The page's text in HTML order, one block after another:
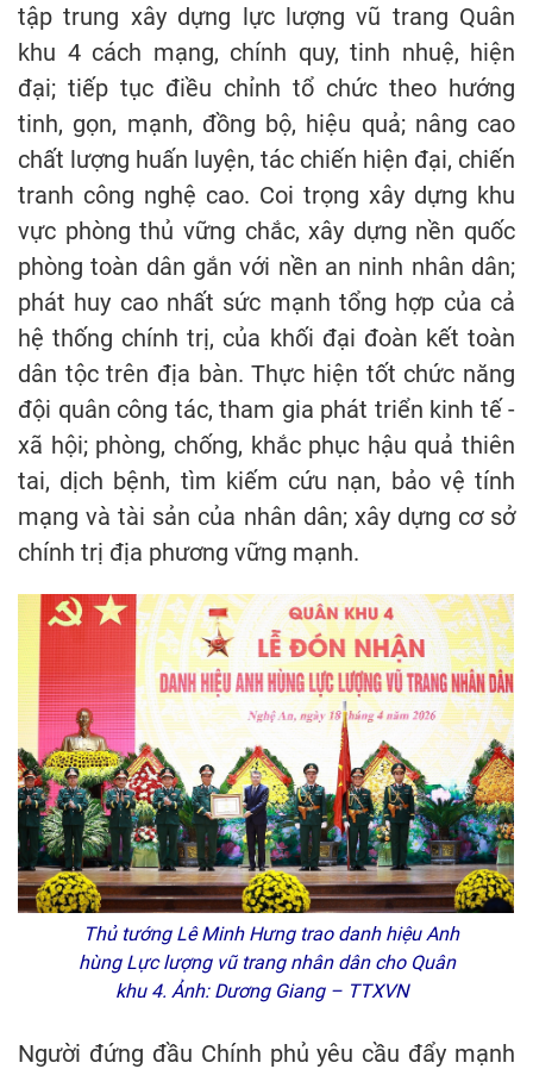
tập trung xây dựng lực lượng vũ trang Quân
khu 4 cách mạng, chính quy, tinh nhuệ, hiện
đại; tiếp tục điều chỉnh tổ chức theo hướng
tinh, gọn, mạnh, đồng bộ, hiệu quả; nâng cao
chất lượng huấn luyện, tác chiến hiện đại, chiến
tranh công nghệ cao. Coi trọng xây dựng khu
vực phòng thủ vững chắc, xây dựng nền quốc
phòng toàn dân gắn với nền an ninh nhân dân;
phát huy cao nhất sức mạnh tổng hợp của cả
hệ thống chính trị, của khối đại đoàn kết toàn
dân tộc trên địa bàn. Thực hiện tốt chức năng
đội quân công tác, tham gia phát triển kinh tế -
xã hội; phòng, chống, khắc phục hậu quả thiên
tai, dịch bệnh, tìm kiếm cứu nạn, bảo vệ tính
mạng và tài sản của nhân dân; xây dựng cơ sở
chính trị địa phương vững mạnh.
Thủ tướng Lê Minh Hưng trao danh hiệu Anh
hùng Lực lượng vũ trang nhân dân cho Quân
khu 4. Ảnh: Dương Giang – TTXVN
Người đứng đầu Chính phủ yêu cầu đẩy mạnh